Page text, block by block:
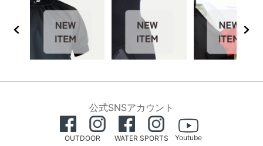
公式SNSアカウント
OUTDOOR WATER SPORTS Youtube